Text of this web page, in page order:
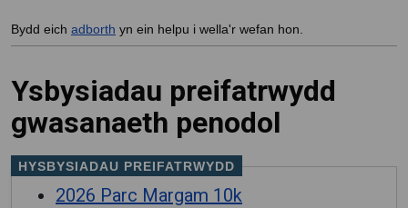
Bydd eich adborth yn ein helpu i wella'r wefan hon.
Ysbysiadau preifatrwydd
gwasanaeth penodol
HYSBYSIADAU PREIFATRWYDD
2026 Parc Margam 10k